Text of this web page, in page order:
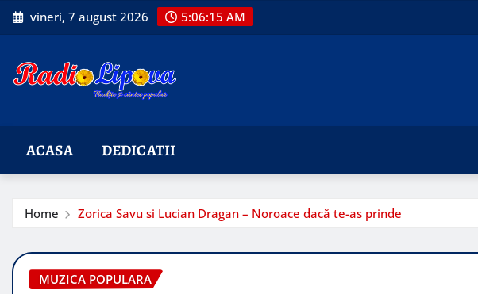
Skip
to
vineri, 7 august 2026 5:06:16 AM
ACASA DEDICATII
Home Zorica Savu si Lucian Dragan – Noroace dacă te-as prinde
MUZICA POPULARA